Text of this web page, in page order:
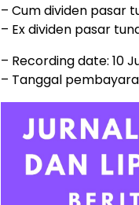
– Cum dividen pasar
– Ex dividen pasar
– Recording date: 10
– Tanggal